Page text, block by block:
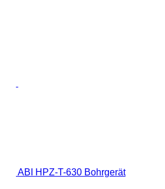
ABI HPZ-T-630 Bohrgerät